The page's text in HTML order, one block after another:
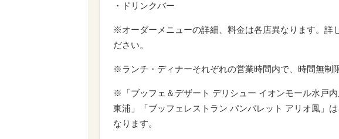
・ドリンクバー
※オーダーメニューの詳細、料金は各店異なります。詳
ださい。
※ランチ・ディナーそれぞれの営業時間内で、時間無制
※「ブッフェ＆デザート デリシュー イオンモール水戸
東浦」「ブッフェレストラン パンパレット アリオ鳳」
なります。